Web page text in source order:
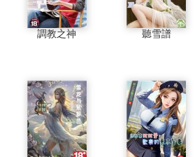
調教之神 聽雪譜